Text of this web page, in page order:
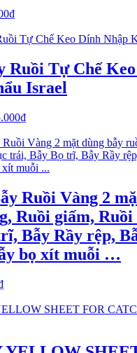
₫
Ruồi Tự Chế
Israel
₫
Ruồi Vàng 2
Ruồi giấm,
Bẫy Rầy rệp,
bọ xít muỗi …